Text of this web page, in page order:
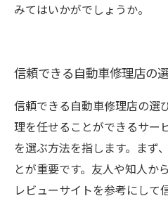
みてはいかがでしょうか。
信頼できる自動車修理店の
信頼できる自動車修理店の選
理を任せることができるサー
を選ぶ方法を指します。まず
とが重要です。友人や知人か
レビューサイトを参考にして